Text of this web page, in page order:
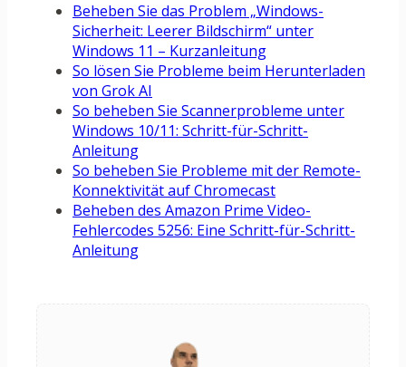
Beheben Sie das Problem „Windows-
Sicherheit: Leerer Bildschirm“ unter
Windows 11 – Kurzanleitung
So lösen Sie Probleme beim Herunterladen
von Grok AI
So beheben Sie Scannerprobleme unter
Windows 10/11: Schritt-für-Schritt-
Anleitung
So beheben Sie Probleme mit der Remote-
Konnektivität auf Chromecast
Beheben des Amazon Prime Video-
Fehlercodes 5256: Eine Schritt-für-Schritt-
Anleitung